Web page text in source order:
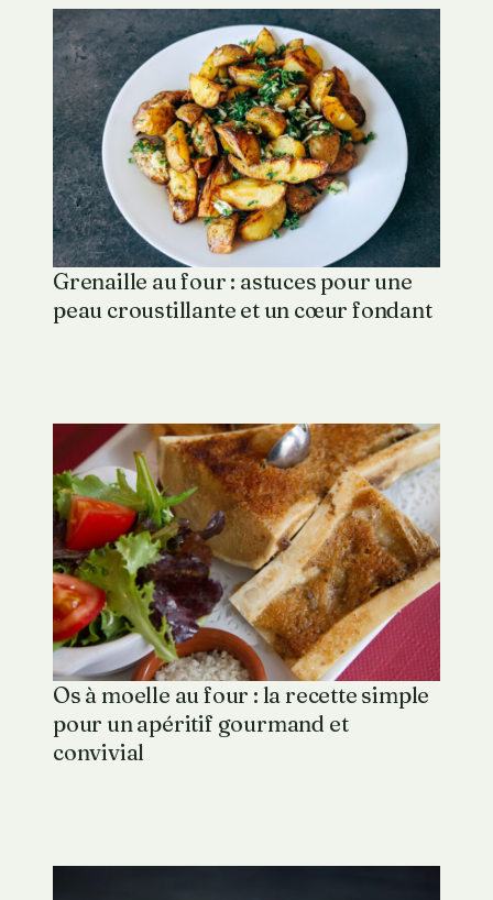
Grenaille au four : astuces pour une
peau croustillante et un cœur fondant
Os à moelle au four : la recette simple
pour un apéritif gourmand et
convivial